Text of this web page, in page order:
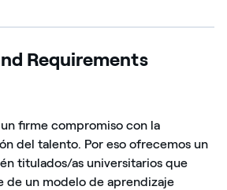
Requirements
firme compromiso con la
del talento. Por eso ofrecemos un
titulados/as universitarios que
de un modelo de aprendizaje